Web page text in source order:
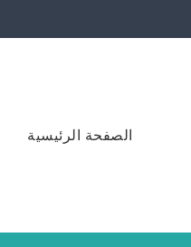
الصفحة الرئيسية